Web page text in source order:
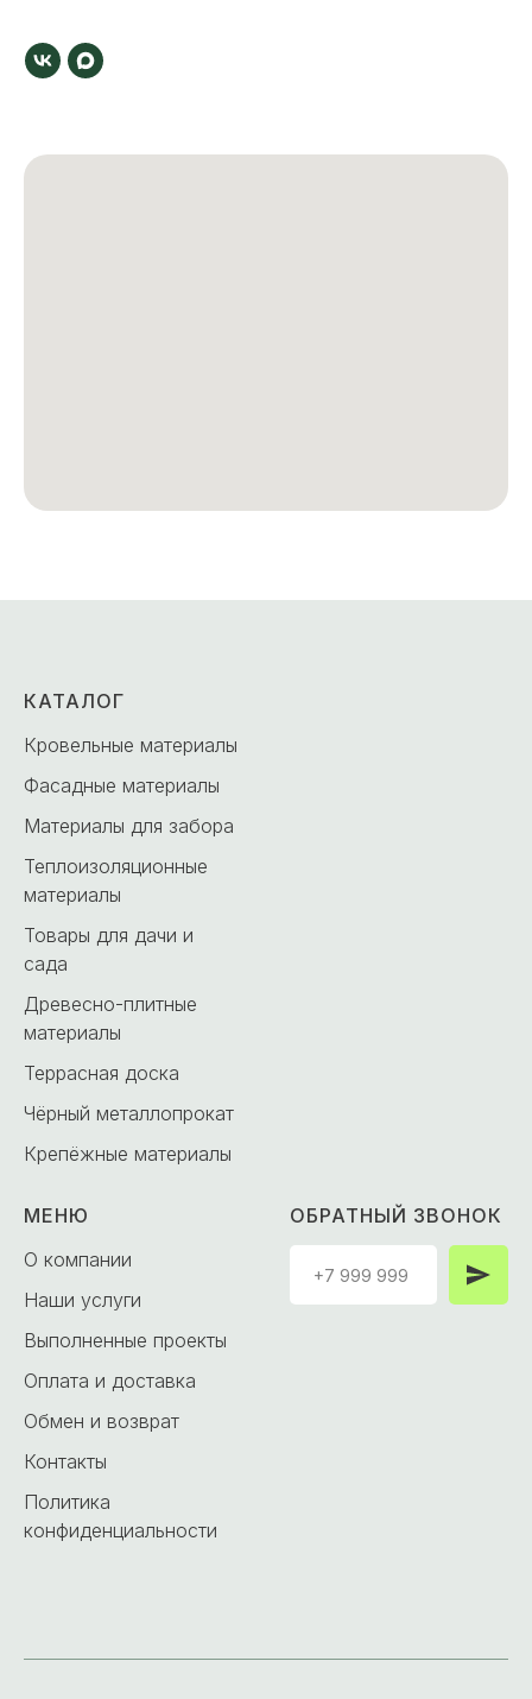
КАТАЛОГ
Кровельные материалы
Фасадные материалы
Материалы для забора
Теплоизоляционные
материалы
Товары для дачи и
сада
Древесно-плитные
материалы
Террасная доска
Чёрный металлопрокат
Крепёжные материалы
МЕНЮ
О компании
Наши услуги
Выполненные проекты
Оплата и доставка
Обмен и возврат
Контакты
Политика
конфиденциальности
ОБРАТНЫЙ ЗВОНОК